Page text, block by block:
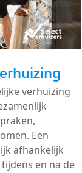
verhuizing
Een
afhankelijk
en na de